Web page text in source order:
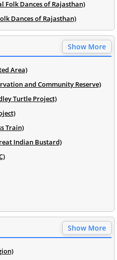
Folk Dances of Rajasthan)
Dances of Rajasthan)
Show More
Area)
and Community Reserve)
Turtle Project)
Train)
Indian Bustard)
Show More